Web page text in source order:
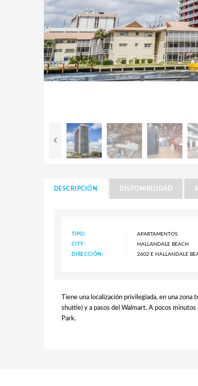
DESCRIPCIÓN DISPONIBILIDAD
TIPO:
APARTAMENTOS
CITY:
HALLANDALE BEACH
DIRECCIÓN:
2602 E HALLANDALE
Tiene una localización privilegiada, en una
shuttle) y a pasos del Walmart. A pocos
Park.